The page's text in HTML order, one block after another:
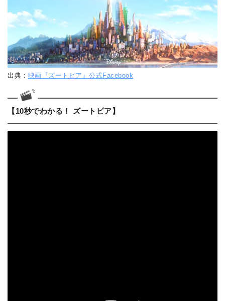
出典： 映画『ズートピア』公式Facebook
【10秒でわかる！ ズートピア】